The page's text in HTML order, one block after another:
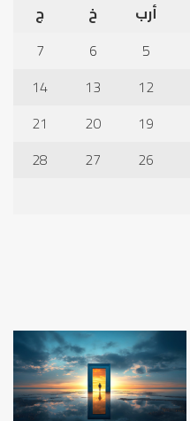
أرب خ
ج
5
6
7
12
13
14
19
20
21
26
27
28